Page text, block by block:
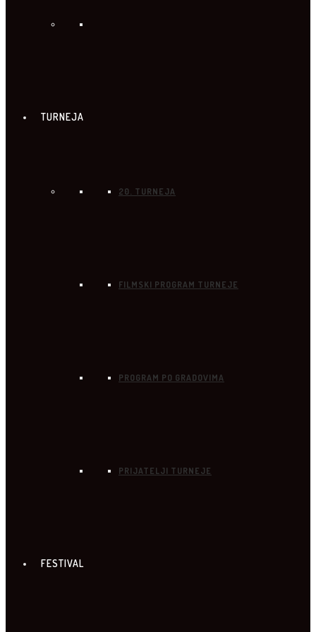
TURNEJA
20. TURNEJA
FILMSKI PROGRAM TURNEJE
PROGRAM PO GRADOVIMA
PRIJATELJI TURNEJE
FESTIVAL